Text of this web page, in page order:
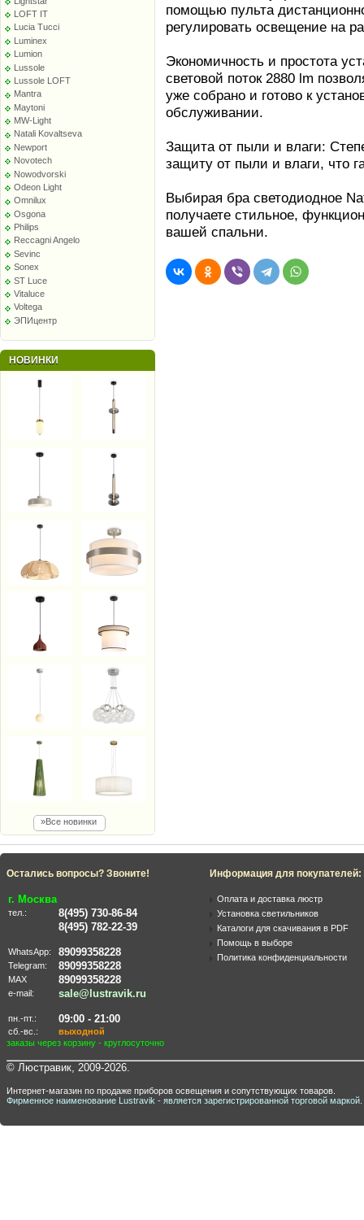
LOFT IT
Lucia Tucci
Luminex
Lumion
Lussole
Lussole LOFT
Mantra
Maytoni
MW-Light
Natali Kovaltseva
Newport
Novotech
Nowodvorski
Odeon Light
Omnilux
Osgona
Philips
Reccagni Angelo
Sevinc
Sonex
ST Luce
Vitaluce
Voltega
ЭПИцентр
НОВИНКИ
»Все новинки
помощью пульта
регулировать освещение на
Экономичность и простота
световой поток 2880 lm
уже собрано и готово к
обслуживании.
Защита от пыли и влаги:
защиту от пыли и влаги, что
Выбирая бра светодиодное
получаете стильное,
вашей спальни.
Остались вопросы? Звоните!
г. Москва
тел.:
8(495) 730-86-84
8(495) 782-22-39
WhatsApp: 89099358228
Telegram: 89099358228
MAX 89099358228
e-mail: sale@lustravik.ru
пн.-пт.: 09:00 - 21:00
сб.-вс.:
выходной
заказы через корзину - круглосуточно
Информация для покупателей:
Оплата и доставка люстр
Установка светильников
Каталоги для скачивания в PDF
Помощь в выборе
Политика конфиденциальности
© Люстравик, 2009-2026.
Интернет-магазин по продаже приборов освещения и сопутствующих товаров.
Фирменное наименование Lustravik - является зарегистрированной торговой